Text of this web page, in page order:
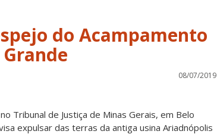
do Acampamento
08/07/2019
Tribunal de Justiça de Minas Gerais, em Belo
expulsar das terras da antiga usina Ariadnópolis